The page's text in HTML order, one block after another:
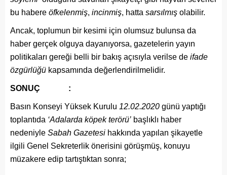
bu habere öfkelenmiş, incinmiş, hatta sarsılmış olabilir.
Ancak, toplumun bir kesimi için olumsuz bulunsa da
haber gerçek olguya dayanıyorsa, gazetelerin yayın
politikaları gereği belli bir bakış açısıyla verilse de ifade
özgürlüğü kapsamında değerlendirilmelidir.
SONUÇ :
Basın Konseyi Yüksek Kurulu 12.02.2020 günü yaptığı
toplantıda ‘Adalarda köpek terörü’ başlıklı haber
nedeniyle Sabah Gazetesi hakkında yapılan şikayetle
ilgili Genel Sekreterlik önerisini görüşmüş, konuyu
müzakere edip tartıştıktan sonra;